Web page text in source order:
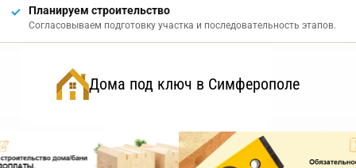
Планируем строительство
Согласовываем подготовку участка и последовательность этапов.
Дома под ключ в Симферополе